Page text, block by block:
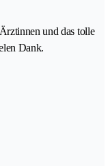
und das tolle
Dank.